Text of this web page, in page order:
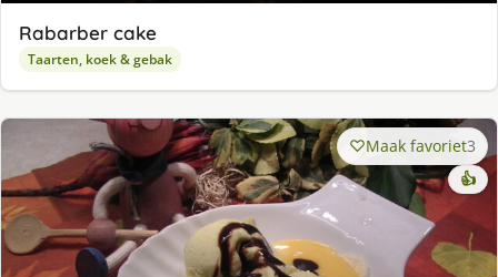
Rabarber cake
Taarten, koek & gebak
Maak favoriet3
👍